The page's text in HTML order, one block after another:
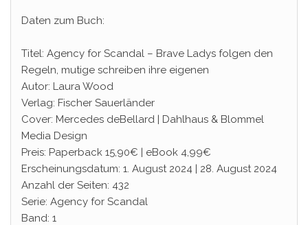
Daten zum Buch:
Titel: Agency for Scandal – Brave Ladys folgen den
Regeln, mutige schreiben ihre eigenen
Autor: Laura Wood
Verlag: Fischer Sauerländer
Cover: Mercedes deBellard | Dahlhaus & Blommel
Media Design
Preis: Paperback 15,90€ | eBook 4,99€
Erscheinungsdatum: 1. August 2024 | 28. August 2024
Anzahl der Seiten: 432
Serie: Agency for Scandal
Band: 1